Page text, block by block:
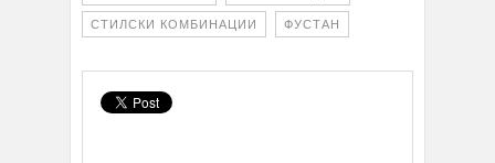
СТИЛСКИ КОМБИНАЦИИ ФУСТАН